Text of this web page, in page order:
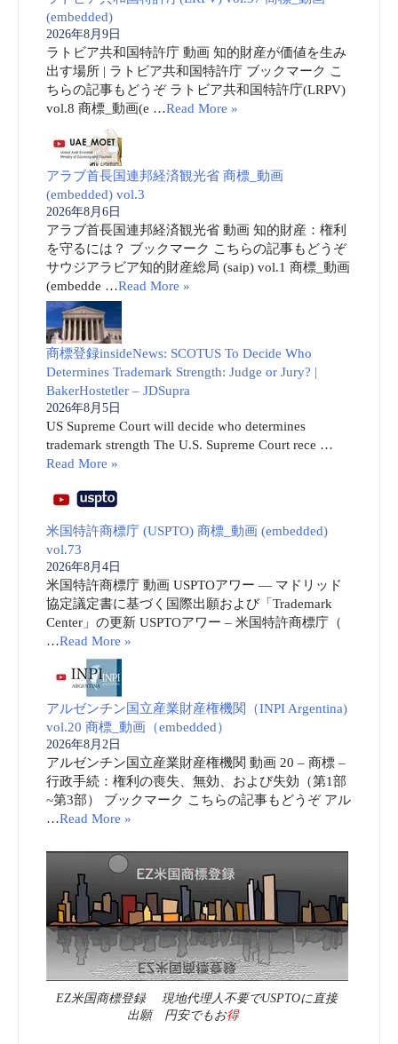
(embedded)
2026年8月9日
ラトビア共和国特許庁 動画 知的財産が価値を生み
出す場所 | ラトビア共和国特許庁 ブックマーク こ
ちらの記事もどうぞ ラトビア共和国特許庁(LRPV)
vol.8 商標_動画(e …Read More »
アラブ首長国連邦経済観光省 商標_動画
(embedded) vol.3
2026年8月6日
アラブ首長国連邦経済観光省 動画 知的財産：権利
を守るには？ ブックマーク こちらの記事もどうぞ
サウジアラビア知的財産総局 (saip) vol.1 商標_動画
(embedde …Read More »
商標登録insideNews: SCOTUS To Decide Who
Determines Trademark Strength: Judge or Jury? |
BakerHostetler – JDSupra
2026年8月5日
US Supreme Court will decide who determines
trademark strength The U.S. Supreme Court rece …
Read More »
米国特許商標庁 (USPTO) 商標_動画 (embedded)
vol.73
2026年8月4日
米国特許商標庁 動画 USPTOアワー ― マドリッド
協定議定書に基づく国際出願および「Trademark
Center」の更新 USPTOアワー – 米国特許商標庁（
…Read More »
アルゼンチン国立産業財産権機関（INPI Argentina)
vol.20 商標_動画（embedded）
2026年8月2日
アルゼンチン国立産業財産権機関 動画 20 – 商標 –
行政手続：権利の喪失、無効、および失効（第1部
~第3部） ブックマーク こちらの記事もどうぞ アル
…Read More »
EZ米国商標登録 現地代理人不要でUSPTOに直接
出願 円安でもお得